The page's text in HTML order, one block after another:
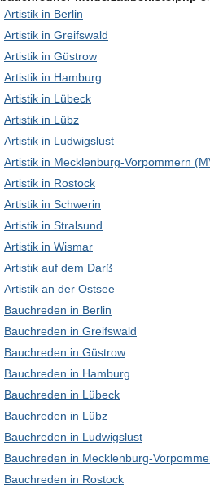
Artistik in Berlin
Artistik in Greifswald
Artistik in Güstrow
Artistik in Hamburg
Artistik in Lübeck
Artistik in Lübz
Artistik in Ludwigslust
Artistik in Mecklenburg-Vorpommern
Artistik in Rostock
Artistik in Schwerin
Artistik in Stralsund
Artistik in Wismar
Artistik auf dem Darß
Artistik an der Ostsee
Bauchreden in Berlin
Bauchreden in Greifswald
Bauchreden in Güstrow
Bauchreden in Hamburg
Bauchreden in Lübeck
Bauchreden in Lübz
Bauchreden in Ludwigslust
Bauchreden in Mecklenburg-
Bauchreden in Rostock